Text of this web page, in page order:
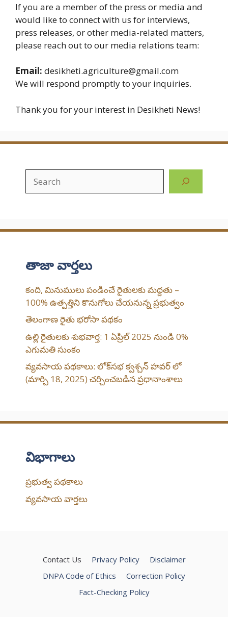
If you are a member of the press or media and
would like to connect with us for interviews,
press releases, or other media-related matters,
please reach out to our media relations team:
Email: desikheti.agriculture@gmail.com
We will respond promptly to your inquiries.
Thank you for your interest in Desikheti News!
తాజా వార్తలు
కంది, మినుములు పండించే రైతులకు మద్దతు –
100% ఉత్పత్తిని కొనుగోలు చేయనున్న ప్రభుత్వం
తెలంగాణ రైతు భరోసా పథకం
ఉల్లి రైతులకు శుభవార్త: 1 ఏప్రిల్ 2025 నుండి 0%
ఎగుమతి సుంకం
వ్యవసాయ పథకాలు: లోక్‌సభ క్వశ్చన్ హవర్ లో
(మార్చి 18, 2025) చర్చించబడిన ప్రధానాంశాలు
విభాగాలు
ప్రభుత్వ పథకాలు
వ్యవసాయ వార్తలు
Contact Us Privacy Policy
Disclaimer
DNPA Code of Ethics
Correction Policy
Fact-Checking Policy